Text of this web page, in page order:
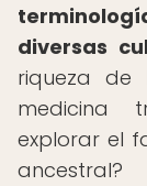
diversas
riqueza de
medicina
explorar el